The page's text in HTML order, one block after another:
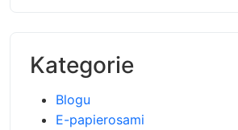
Kategorie
Blogu
E-papierosami